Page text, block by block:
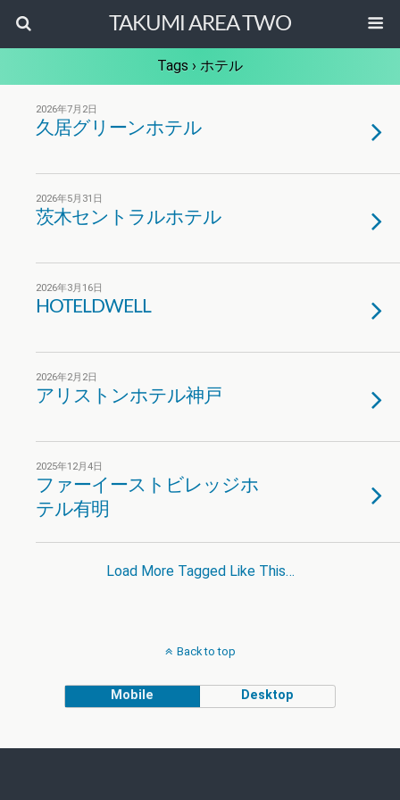
TAKUMI AREA TWO
Tags › ホテル
2026年7月2日
久居グリーンホテル
2026年5月31日
茨木セントラルホテル
2026年3月16日
HOTELDWELL
2026年2月2日
アリストンホテル神戸
2025年12月4日
ファーイーストビレッジホ
テル有明
Load More Tagged Like This…
Back to top
Mobile Desktop